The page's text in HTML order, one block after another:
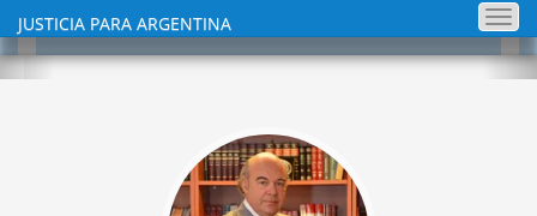
JUSTICIA PARA ARGENTINA
Quebrada de las conchas,
Anterior